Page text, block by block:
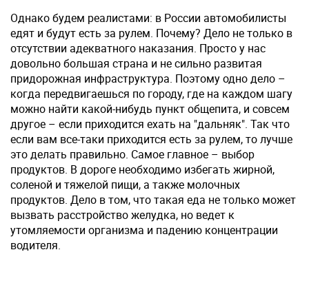
Однако будем реалистами: в России автомобилисты
едят и будут есть за рулем. Почему? Дело не только в
отсутствии адекватного наказания. Просто у нас
довольно большая страна и не сильно развитая
придорожная инфраструктура. Поэтому одно дело –
когда передвигаешься по городу, где на каждом шагу
можно найти какой-нибудь пункт общепита, и совсем
другое – если приходится ехать на "дальняк". Так что
если вам все-таки приходится есть за рулем, то лучше
это делать правильно. Самое главное – выбор
продуктов. В дороге необходимо избегать жирной,
соленой и тяжелой пищи, а также молочных
продуктов. Дело в том, что такая еда не только может
вызвать расстройство желудка, но ведет к
утомляемости организма и падению концентрации
водителя.